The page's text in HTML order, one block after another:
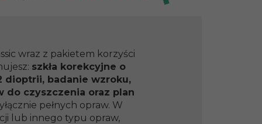
wraz z pakietem korzyści
szkła korekcyjne o
dioptrii, badanie wzroku,
do czyszczenia oraz plan
pełnych opraw. W
lub innego typu opraw,